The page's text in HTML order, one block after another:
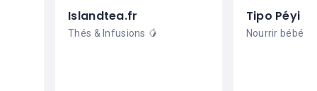
Islandtea.fr
Thés & Infusions 🥭
Tipo Péyi
Nourrir bébé